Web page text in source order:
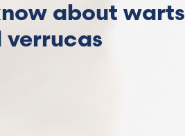
about warts
verrucas